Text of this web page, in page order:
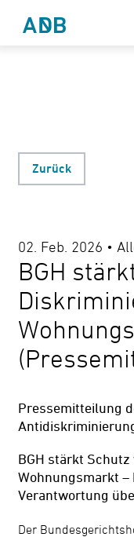
Zurück
02. Feb. 2026 •
BGH
Pressemitteilung
BGH stärkt
Wohnungsmarkt –
Verantwortung
Der